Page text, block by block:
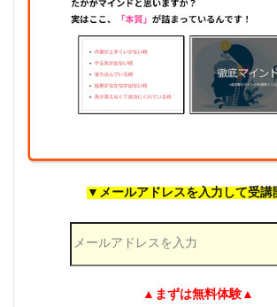
▼メールアドレスを入力して受講
▲まずは無料体験▲